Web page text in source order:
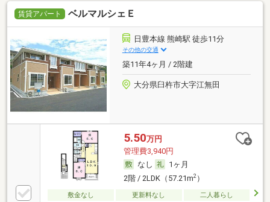
賃貸アパート ベルマルシェＥ
日豊本線 熊崎駅 徒歩11分
その他の交通
築11年4ヶ月 / 2階建
大分県臼杵市大字江無田
5.50万円
管理費3,940円
なし
1ヶ月
2階 / 2LDK（57.21m2）
敷金なし 更新料なし
二人暮らし